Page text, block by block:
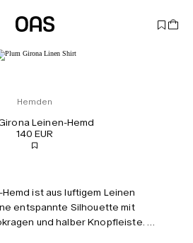
Hemden
Leinen-Hemd
140 EUR
ist aus luftigem Leinen
entspannte Silhouette mit
und halber Knopfleiste. Es